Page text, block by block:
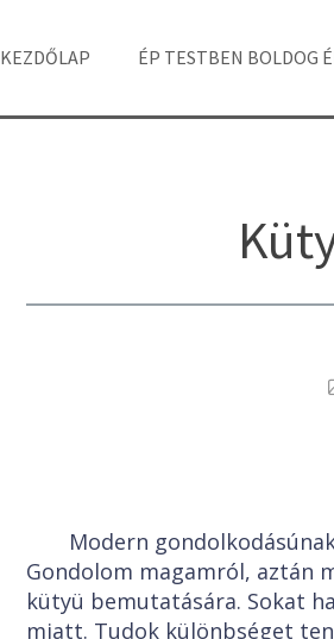
KEZDŐLAP ÉP TESTBEN BOLDOG
Modern
Gondolom magamról, aztán
kütyü bemutatására. Sokat
miatt. Tudok különbséget